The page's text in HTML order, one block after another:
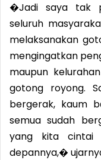
�Jadi saya tak
seluruh
melaksanakan
mengingatkan
maupun
gotong royong.
bergerak, kaum
semua sudah
yang kita cintai
depannya,�